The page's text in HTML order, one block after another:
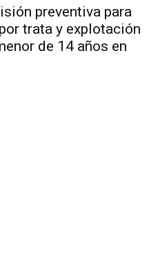
preventiva para
trata y explotación
de 14 años en